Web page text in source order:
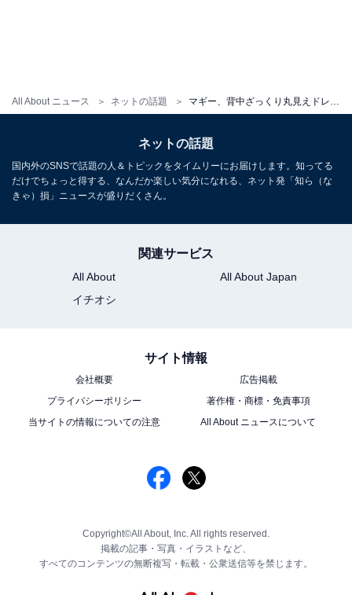
All About ニュース ネットの話題
ネットの話題
国内外のSNSで話題の人＆トピックをタイムリーにお届けします。知ってる
だけでちょっと得する、なんだか楽しい気分になれる、ネット発「知ら（な
きゃ）損」ニュースが盛りだくさん。
関連サービス
All About
All About Japan
イチオシ
サイト情報
会社概要
広告掲載
プライバシーポリシー
著作権・商標・免責事項
当サイトの情報についての注意
All About ニュースについて
Copyright©All About, Inc. All rights reserved.
掲載の記事・写真・イラストなど、
すべてのコンテンツの無断複写・転載・公衆送信等を禁じます。